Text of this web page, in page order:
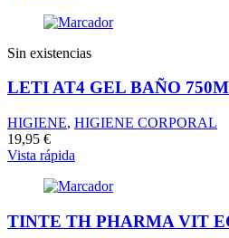
Sin existencias
LETI AT4 GEL BAÑO
HIGIENE, HIGIENE CORPORAL
19,95 €
Vista rápida
TINTE TH PHARMA VIT